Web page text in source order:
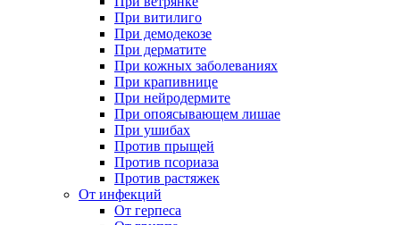
При витилиго
При демодекозе
При дерматите
При кожных заболеваниях
При крапивнице
При нейродермите
При опоясывающем лишае
При ушибах
Против прыщей
Против псориаза
Против растяжек
От инфекций
От герпеса